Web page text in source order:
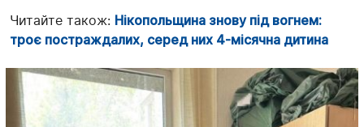
Читайте також: Нікопольщина знову під вогнем:
троє постраждалих, серед них 4-місячна дитина